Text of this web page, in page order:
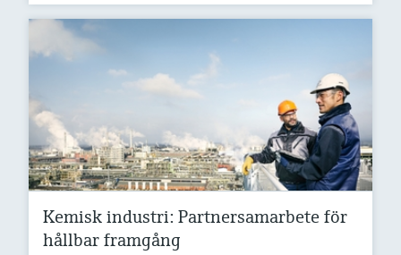
Kemisk industri: Partnersamarbete för
hållbar framgång